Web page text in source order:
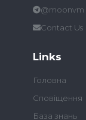
@moonvm
Contact Us
Links
Головна
Сповіщення
База знань